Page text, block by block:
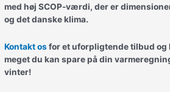
med høj SCOP-værdi, der er
og det danske klima.
Kontakt osfor et uforpligtende tilbud og
meget du kan spare på din
vinter!